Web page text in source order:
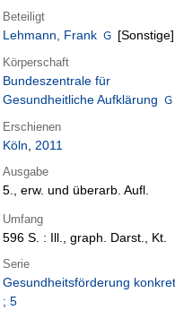
Beteiligt
Lehmann, Frank [Sonstige]
Körperschaft
Bundeszentrale für
Gesundheitliche Aufklärung
Erschienen
Köln, 2011
Ausgabe
5., erw. und überarb. Aufl.
Umfang
596 S. : Ill., graph. Darst., Kt.
Serie
Gesundheitsförderung konkret
; 5